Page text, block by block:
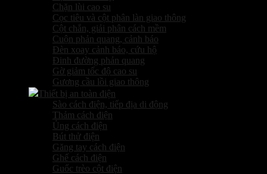
Chặn lùi cao su
Cọc tiêu và cột phân làn giao thông
Cột chắn, giải phân cách mềm
Cuộn phản quang, cảnh báo
Đèn xoay cảnh báo, cứu hộ
Đinh đường phản quang
Gờ giảm tốc độ cao su
Gương cầu lồi giao thông
Thiết bị an toàn điện
Sào cách điện, tiếp địa di động
Thảm cách điện
Ủng cách điện
Bút thử điện
Găng tay cách điện
Ghế cách điện
Guốc trèo cột điện